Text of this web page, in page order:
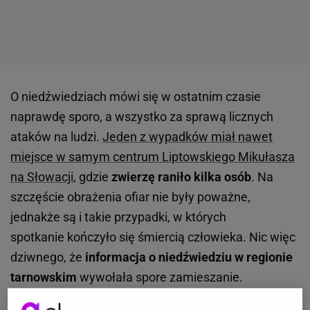
O niedźwiedziach mówi się w ostatnim czasie
naprawdę sporo, a wszystko za sprawą licznych
ataków na ludzi. Jeden z wypadków miał nawet
miejsce w samym centrum Liptowskiego Mikułasza
na Słowacji, gdzie zwierzę raniło kilka osób. Na
szczęście obrażenia ofiar nie były poważne,
jednakże są i takie przypadki, w których
spotkanie kończyło się śmiercią człowieka. Nic więc
dziwnego, że informacja o niedźwiedziu w regionie
tarnowskim wywołała spore zamieszanie.